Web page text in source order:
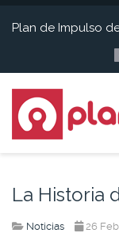
Plan de Impulso
La Historia
Noticias 26